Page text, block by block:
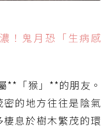
！鬼月恐「生病感
**「猴」**的朋友。
的地方往往是陰氣
息於樹木繁茂的環